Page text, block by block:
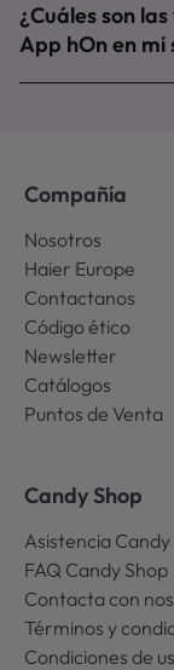
¿Cuáles son
App hOn en
Compañía
Nosotros
Haier Europe
Contactanos
Código ético
Newsletter
Catálogos
Puntos de Venta
Candy Shop
Asistencia Candy
FAQ Candy Shop
Contacta con
Términos y
Condiciones de